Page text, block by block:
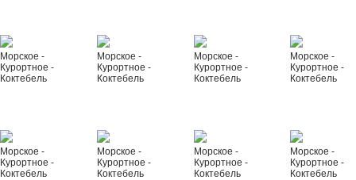
Морское -
Курортное -
Коктебель
Морское -
Курортное -
Коктебель
Морское -
Курортное -
Коктебель
Морское -
Курортное -
Коктебель
Морское -
Курортное -
Коктебель
Морское -
Курортное -
Коктебель
Морское -
Курортное -
Коктебель
Морское -
Курортное -
Коктебель